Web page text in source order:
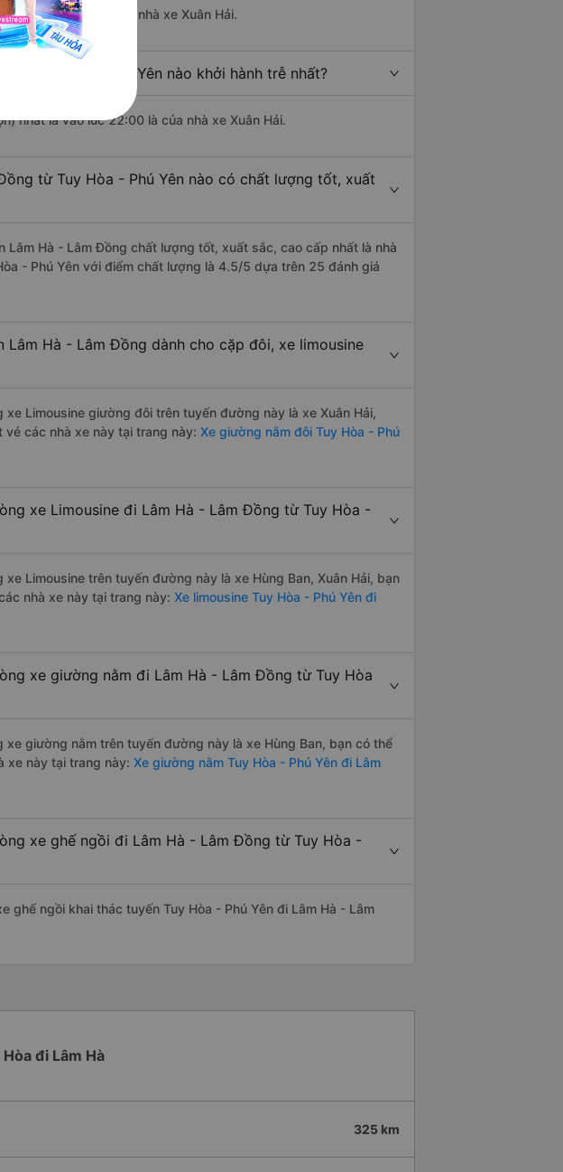
vào lúc 20:30 là của nhà xe Xuân Hải.
từ Tuy Hòa - Phú Yên nào khởi hành trễ nhất?
nhất là vào lúc 22:00 là của nhà xe Xuân Hải.
từ Tuy Hòa - Phú Yên nào có chất lượng tốt, xuất
Lâm Hà - Lâm Đồng chất lượng tốt, xuất sắc, cao cấp nhất là nhà
- Phú Yên với điểm chất lượng là 4.5/5 dựa trên 25 đánh giá
Lâm Hà - Lâm Đồng dành cho cặp đôi, xe limousine
Limousine giường đôi trên tuyến đường này là xe Xuân Hải,
các nhà xe này tại trang này: Xe giường nằm đôi Tuy Hòa - Phú
xe Limousine đi Lâm Hà - Lâm Đồng từ Tuy Hòa -
Limousine trên tuyến đường này là xe Hùng Ban, Xuân Hải, bạn
nhà xe này tại trang này: Xe limousine Tuy Hòa - Phú Yên đi
xe giường nằm đi Lâm Hà - Lâm Đồng từ Tuy Hòa
giường nằm trên tuyến đường này là xe Hùng Ban, bạn có thể
xe này tại trang này: Xe giường nằm Tuy Hòa - Phú Yên đi Lâm
xe ghế ngồi đi Lâm Hà - Lâm Đồng từ Tuy Hòa -
ghế ngồi khai thác tuyến Tuy Hòa - Phú Yên đi Lâm Hà - Lâm
đi Lâm Hà
325 km